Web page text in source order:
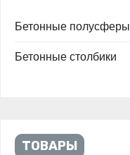
Бетонные полусферы
Бетонные столбики
ТОВАРЫ